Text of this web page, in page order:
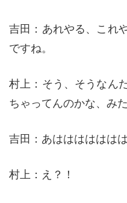
吉田：あれやる、これ
ですね。
村上：そう、そうなん
ちゃってんのかな、みた
吉田：あはははははは
村上：え？！